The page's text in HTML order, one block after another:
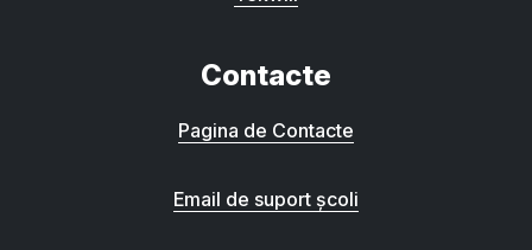
Contacte
Pagina de Contacte
Email de suport școli